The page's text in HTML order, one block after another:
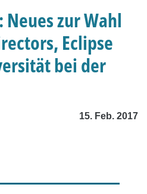
Neues zur Wahl
Eclipse
bei der
15. Feb. 2017